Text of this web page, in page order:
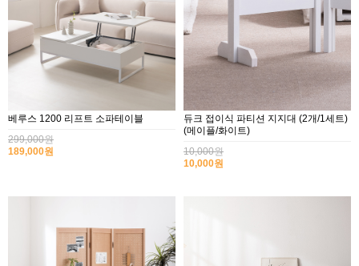
베루스 1200 리프트 소파테이블
299,000원
189,000원
듀크 접이식 파티션 지지대 (2개/1세트)
(메이플/화이트)
10,000원
10,000원